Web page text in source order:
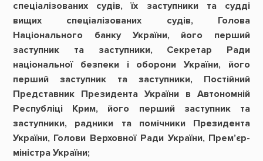
спеціалізованих судів, їх заступники та судді
вищих спеціалізованих судів, Голова
Національного банку України, його перший
заступник та заступники, Секретар Ради
національної безпеки і оборони України, його
перший заступник та заступники, Постійний
Представник Президента України в Автономній
Республіці Крим, його перший заступник та
заступники, радники та помічники Президента
України, Голови Верховної Ради України, Прем’єр-
міністра України;